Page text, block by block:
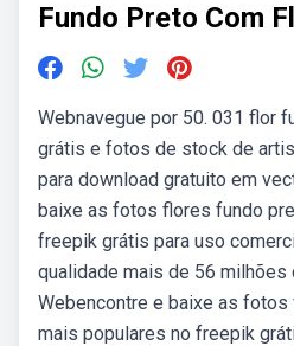
Fundo Preto Com
Webnavegue por 50. 031 flor
grátis e fotos de stock de
para download gratuito em
baixe as fotos flores fundo
freepik grátis para uso
qualidade mais de 56 milhões
Webencontre e baixe as
mais populares no freepik